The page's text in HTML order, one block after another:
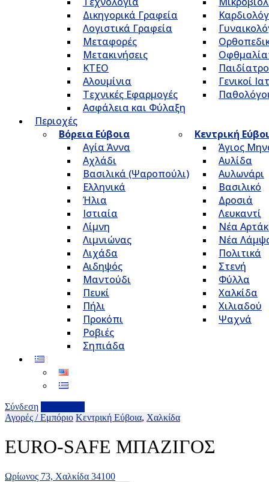
Δικηγορικά Γραφεία
Λογιστικά Γραφεία
Μεταφορές
Μετακινήσεις
ΚΤΕΟ
Αλουμίνια
Τεχνικές Εφαρμογές
Ασφάλεια και Φύλαξη
Γενικοί
Περιοχές
Βόρεια Εύβοια
Αγία Άννα
Αχλάδι
Βασιλικά (Ψαροπούλι)
Ελληνικά
Ήλια
Ιστιαία
Λίμνη
Λιμνιώνας
Λιχάδα
Αιδηψός
Μαντούδι
Πευκί
Πήλι
Προκόπι
Ροβιές
Σηπιάδα
Κεντρική
Άγιος
Αυλίδα
Αυλωνάρι
Βασιλικό
Δροσιά
Λευκαντί
Νέα
Νέα
Πολιτικά
Στενή
Φύλλα
Χαλκίδα
Χιλιαδού
Ψαχνά
Σύνδεση
Αγορές / Εμπόριο Κεντρική Εύβοια, Χαλκίδα
EURO-SAFE ΜΠΑΖΙΓΟΣ
Ωρίωνος 73, Χαλκίδα 34100